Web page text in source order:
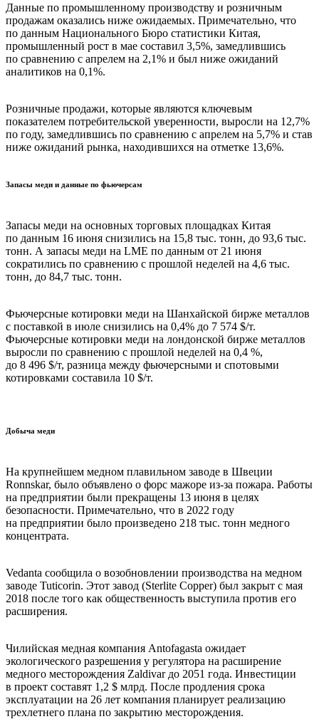
Данные по промышленному производству и розничным
продажам оказались ниже ожидаемых. Примечательно, что
по данным Национального Бюро статистики Китая,
промышленный рост в мае составил 3,5%, замедлившись
по сравнению с апрелем на 2,1% и был ниже ожиданий
аналитиков на 0,1%.
Розничные продажи, которые являются ключевым
показателем потребительской уверенности, выросли на 12,7%
по году, замедлившись по сравнению с апрелем на 5,7% и став
ниже ожиданий рынка, находившихся на отметке 13,6%.
Запасы меди и данные по фьючерсам
Запасы меди на основных торговых площадках Китая
по данным 16 июня снизились на 15,8 тыс. тонн, до 93,6 тыс.
тонн. А запасы меди на LME по данным от 21 июня
сократились по сравнению с прошлой неделей на 4,6 тыс.
тонн, до 84,7 тыс. тонн.
Фьючерсные котировки меди на Шанхайской бирже металлов
с поставкой в июле снизились на 0,4% до 7 574 $/т.
Фьючерсные котировки меди на лондонской бирже металлов
выросли по сравнению с прошлой неделей на 0,4 %,
до 8 496 $/т, разница между фьючерсными и спотовыми
котировками составила 10 $/т.
Добыча меди
На крупнейшем медном плавильном заводе в Швеции
Ronnskar, было объявлено о форс мажоре из-за пожара. Работы
на предприятии были прекращены 13 июня в целях
безопасности. Примечательно, что в 2022 году
на предприятии было произведено 218 тыс. тонн медного
концентрата.
Vedanta сообщила о возобновлении производства на медном
заводе Tuticorin. Этот завод (Sterlite Copper) был закрыт с мая
2018 после того как общественность выступила против его
расширения.
Чилийская медная компания Antofagasta ожидает
экологического разрешения у регулятора на расширение
медного месторождения Zaldivar до 2051 года. Инвестиции
в проект составят 1,2 $ млрд. После продления срока
эксплуатации на 26 лет компания планирует реализацию
трехлетнего плана по закрытию месторождения.